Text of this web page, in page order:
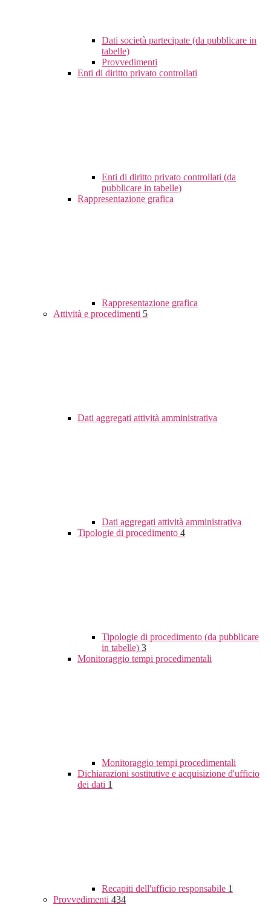
Dati società partecipate (da pubblicare in
tabelle)
Provvedimenti
Enti di diritto privato controllati
Enti di diritto privato controllati (da
pubblicare in tabelle)
Rappresentazione grafica
Rappresentazione grafica
Attività e procedimenti 5
Dati aggregati attività amministrativa
Dati aggregati attività amministrativa
Tipologie di procedimento 4
Tipologie di procedimento (da pubblicare
in tabelle) 3
Monitoraggio tempi procedimentali
Monitoraggio tempi procedimentali
Dichiarazioni sostitutive e acquisizione d'ufficio
dei dati 1
Recapiti dell'ufficio responsabile 1
Provvedimenti 434